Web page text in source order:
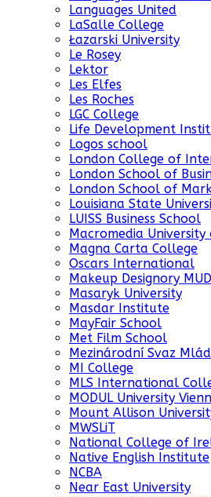
Languages United
LaSalle College
Łazarski University
Le Rosey
Lektor
Les Elfes
Les Roches
LGC College
Life Development
Logos school
London College of
London School of
London School of
Louisiana State
LUISS Business School
Macromedia
Magna Carta College
Oscars International
Makeup Designory MUD
Masaryk University
Masdar Institute
MayFair School
Met Film School
Mezinárodní Svaz
MI College
MLS International
MODUL University
Mount Allison
MWSLiT
National College of
Native English Institute
NCBA
Near East University